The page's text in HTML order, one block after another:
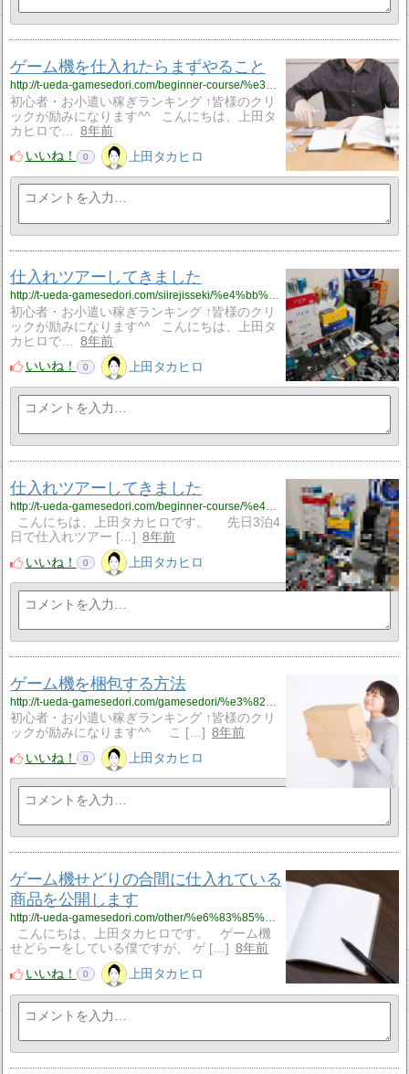
ゲーム機を仕入れたらまずやること
http://t-ueda-gamesedori.com/beginner-course/%e3%82%b2%e3%83%bc%e3%83%a0%e6%a9%9f%e3%82%92%e4%bb%95%e5%85%a5%e3%82%8c%e3%81%9f%e3%82%89%e3%81%be%e3%81%9a%e3%82%84%e3%82%8b%e3%81%93%e3%81%a8
初心者・お小遣い稼ぎランキング ↑皆様のクリ
ックが励みになります^^ こんにちは、上田タ
カヒロで…
8年前
いいね！
0 上田タカヒロ
仕入れツアーしてきました
http://t-ueda-gamesedori.com/siirejisseki/%e4%bb%95%e5%85%a5%e3%82%8c%e3%83%84%e3%82%a2%e3%83%bc%e3%81%97%e3%81%a6%e3%81%8d%e3%81%be%e3%81%97%e3%81%9f
初心者・お小遣い稼ぎランキング ↑皆様のクリ
ックが励みになります^^ こんにちは、上田タ
カヒロで…
8年前
いいね！
0 上田タカヒロ
仕入れツアーしてきました
こんにちは、上田タカヒロです。 先日3泊4
日で仕入れツアー […]
8年前
いいね！
0 上田タカヒロ
ゲーム機を梱包する方法
初心者・お小遣い稼ぎランキング ↑皆様のクリ
ックが励みになります^^ こ […]
8年前
いいね！
0 上田タカヒロ
ゲーム機せどりの合間に仕入れている
商品を公開します
http://t-ueda-gamesedori.com/other/%e6%83%85%e5%a0%b1%e5%95%86%e6%9d%90%e8%b2%a9%e5%a3%b2%e3%83%9a%e3%83%bc%e3%82%b8%e3%83%86%e3%82%b9%e3%83%88
こんにちは、上田タカヒロです。 ゲーム機
せどらーをしている僕ですが、 ゲ […]
8年前
いいね！
0 上田タカヒロ